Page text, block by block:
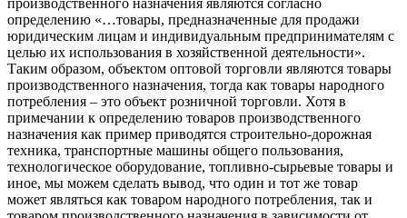
определению «…товары, предназначенные для продажи
юридическим лицам и индивидуальным предпринимателям с
целью их использования в хозяйственной деятельности».
Таким образом, объектом оптовой торговли являются товары
производственного назначения, тогда как товары народного
потребления – это объект розничной торговли. Хотя в
примечании к определению товаров производственного
назначения как пример приводятся строительно-дорожная
техника, транспортные машины общего пользования,
технологическое оборудование, топливно-сырьевые товары и
иное, мы можем сделать вывод, что один и тот же товар
может являться как товаром народного потребления, так и